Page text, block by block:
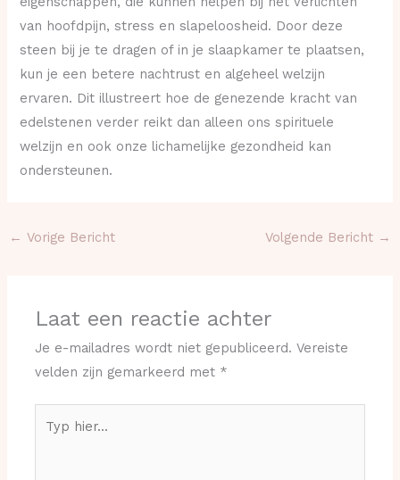
van hoofdpijn, stress en slapeloosheid. Door deze
steen bij je te dragen of in je slaapkamer te plaatsen,
kun je een betere nachtrust en algeheel welzijn
ervaren. Dit illustreert hoe de genezende kracht van
edelstenen verder reikt dan alleen ons spirituele
welzijn en ook onze lichamelijke gezondheid kan
ondersteunen.
← Vorige Bericht Volgende Bericht →
Laat een reactie achter
Je e-mailadres wordt niet gepubliceerd. Vereiste
velden zijn gemarkeerd met *
hier...